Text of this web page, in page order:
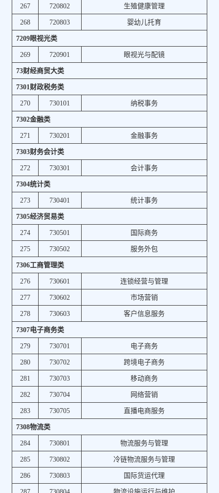
267
720802
生殖健康管理
268
720803
婴幼儿托育
7209眼视光类
269
720901
眼视光与配镜
73财经商贸大类
7301财政税务类
270
730101
纳税事务
7302金融类
271
730201
金融事务
7303财务会计类
272
730301
会计事务
7304统计类
273
730401
统计事务
7305经济贸易类
274
730501
国际商务
275
730502
服务外包
7306工商管理类
276
730601
连锁经营与管理
277
730602
市场营销
278
730603
客户信息服务
7307电子商务类
279
730701
电子商务
280
730702
跨境电子商务
281
730703
移动商务
282
730704
网络营销
283
730705
直播电商服务
7308物流类
284
730801
物流服务与管理
285
730802
冷链物流服务与管理
286
730803
国际货运代理